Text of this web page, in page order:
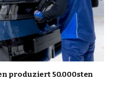
produziert 50.000sten